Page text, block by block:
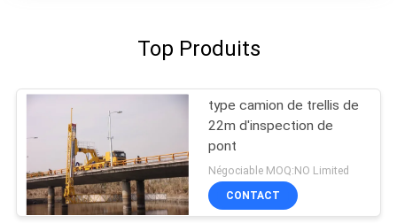
Top Produits
type camion de trellis de
22m d'inspection de
pont
Négociable MOQ:NO Limited
CONTACT